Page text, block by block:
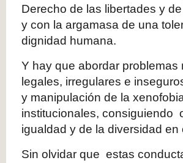
Derecho de las libertades y
y con la argamasa de una
dignidad humana.
Y hay que abordar
legales, irregulares e
y manipulación de la
institucionales, consiguiendo
igualdad y de la diversidad
Sin olvidar que estas